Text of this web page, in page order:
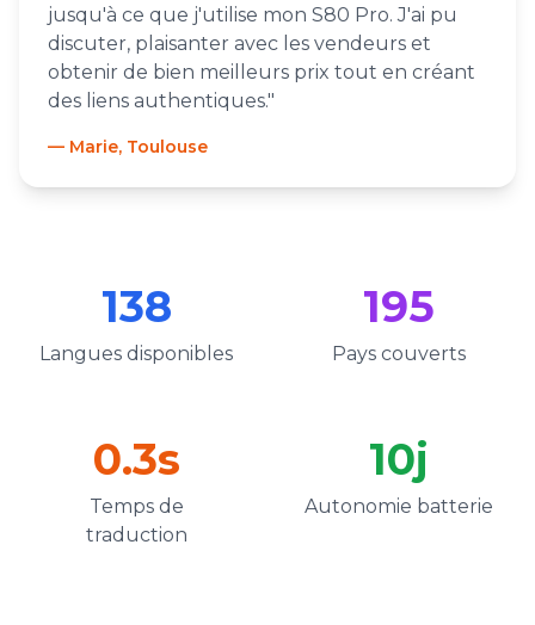
jusqu'à ce que j'utilise mon S80 Pro. J'ai pu
discuter, plaisanter avec les vendeurs et
obtenir de bien meilleurs prix tout en créant
des liens authentiques."
— Marie, Toulouse
138
Langues disponibles
195
Pays couverts
0.3s
Temps de
traduction
10j
Autonomie batterie